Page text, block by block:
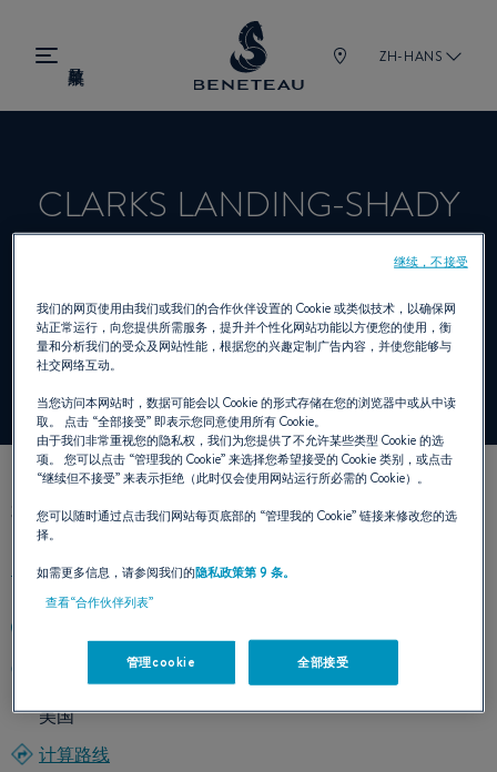
ZH-HANS
CLARKS LANDING-SHADY
经销商 舷外机 为 BENETEAU
我们的联络方式
1442 Ford Road
20764 Shady Side, Maryland
美国
计算路线
我们的网页使用由我们或我们的合作伙伴设置的 Cookie 或类似技术，以确保网
站正常运行，向您提供所需服务，提升并个性化网站功能以方便您的使用，衡
量和分析我们的受众及网站性能，根据您的兴趣定制广告内容，并使您能够与
社交网络互动。
当您访问本网站时，数据可能会以 Cookie 的形式存储在您的浏览器中或从中读
取。 点击 “全部接受”即表示您同意使用所有 Cookie。
由于我们非常重视您的隐私权，我们为您提供了不允许某些类型 Cookie 的选
项。 您可以点击 “管理我的 Cookie”来选择您希望接受的 Cookie 类别，或点击
“继续但不接受”来表示拒绝（此时仅会使用网站运行所必需的 Cookie）。
您可以随时通过点击我们网站每页底部的 “管理我的 Cookie”链接来修改您的选
择。
如需更多信息，请参阅我们的隐私政策第 9 条。
查看“合作伙伴列表”
管理cookie 全部接受
继续，不接受